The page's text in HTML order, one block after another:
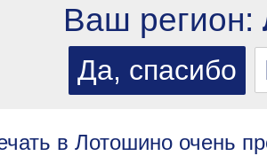
Ваш регион:
в Лотошино очень